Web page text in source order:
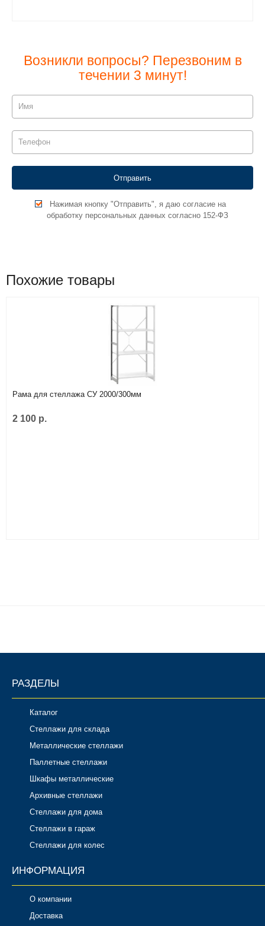
Возникли вопросы? Перезвоним в
течении 3 минут!
Нажимая кнопку "Отправить", я даю согласие на
обработку персональных данных согласно 152-ФЗ
Похожие товары
Рама для стеллажа СУ 2000/300мм
2 100 р.
РАЗДЕЛЫ
Каталог
Стеллажи для склада
Металлические стеллажи
Паллетные стеллажи
Шкафы металлические
Архивные стеллажи
Стеллажи для дома
Стеллажи в гараж
Стеллажи для колес
ИНФОРМАЦИЯ
О компании
Доставка